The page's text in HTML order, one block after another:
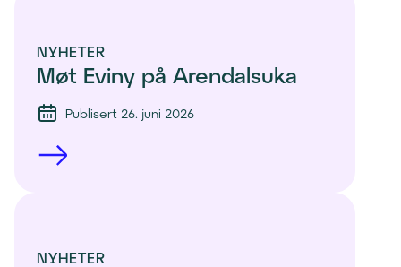
NYHETER
Møt Eviny på Arendalsuka
Publisert 26. juni 2026
NYHETER